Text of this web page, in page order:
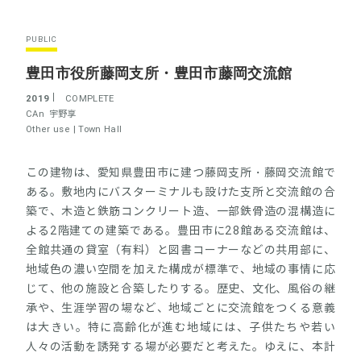
PUBLIC
豊田市役所藤岡支所・豊田市藤岡交流館
2019
COMPLETE
CAn 宇野享
Other use |Town Hall
この建物は、愛知県豊田市に建つ藤岡支所・藤岡交流館で
ある。敷地内にバスターミナルも設けた支所と交流館の合
築で、木造と鉄筋コンクリート造、一部鉄骨造の混構造に
よる2階建ての建築である。豊田市に28館ある交流館は、
全館共通の貸室（有料）と図書コーナーなどの共用部に、
地域色の濃い空間を加えた構成が標準で、地域の事情に応
じて、他の施設と合築したりする。歴史、文化、風俗の継
承や、生涯学習の場など、地域ごとに交流館をつくる意義
は大きい。特に高齢化が進む地域には、子供たちや若い
人々の活動を誘発する場が必要だと考えた。ゆえに、本計